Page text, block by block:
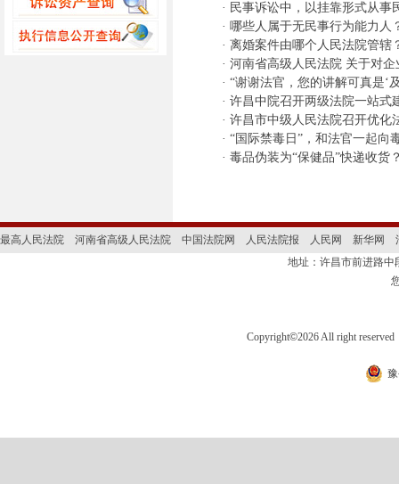
· 民事诉讼中，以挂靠形式从事
· 哪些人属于无民事行为能力人
· 离婚案件由哪个人民法院管辖
· 河南省高级人民法院 关于对
· “谢谢法官，您的讲解可真是‘
· 许昌中院召开两级法院一站式
· 许昌市中级人民法院召开优化
· “国际禁毒日”，和法官一起向
· 毒品伪装为“保健品”快递收货
最高人民法院 河南省高级人民法院 中国法院网 人民法院报 人民网 新华网
地址：许昌市前进路
Copyright©2026 All right